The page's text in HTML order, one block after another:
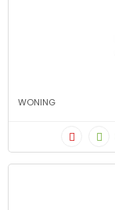
WONING